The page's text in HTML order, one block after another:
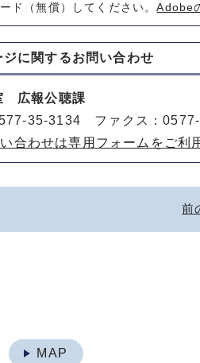
ド（無償）してください。Adobe
ジに関するお問い合わせ
広報公聴課
35-3134 ファクス：
合わせは専用フォームをご利
前
MAP